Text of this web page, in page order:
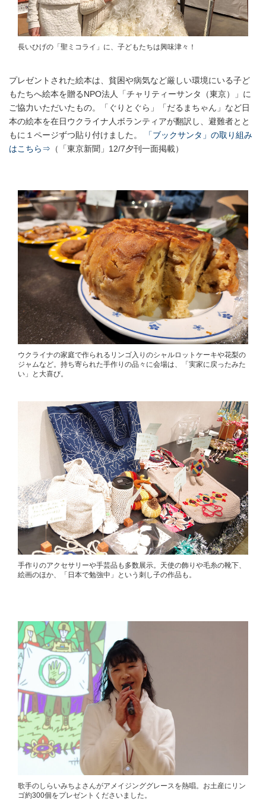
長いひげの「聖ミコライ」に、子どもたちは興味津々！
プレゼントされた絵本は、貧困や病気など厳しい環境にいる子ど
もたちへ絵本を贈るNPO法人「チャリティーサンタ（東京）」に
ご協力いただいたもの。「ぐりとぐら」「だるまちゃん」など日
本の絵本を在日ウクライナ人ボランティアが翻訳し、避難者とと
もに１ページずつ貼り付けました。
「ブックサンタ」の取り組み
はこちら⇒ （「東京新聞」12/7夕刊一面掲載）
ウクライナの家庭で作られるリンゴ入りのシャルロットケーキや花梨の
ジャムなど。持ち寄られた手作りの品々に会場は、「実家に戻ったみた
い」と大喜び。
手作りのアクセサリーや手芸品も多数展示。天使の飾りや毛糸の靴下、
絵画のほか、「日本で勉強中」という刺し子の作品も。
歌手のしらいみちよさんがアメイジンググレースを熱唱。お土産にリン
ゴ約300個をプレゼントくださいました。